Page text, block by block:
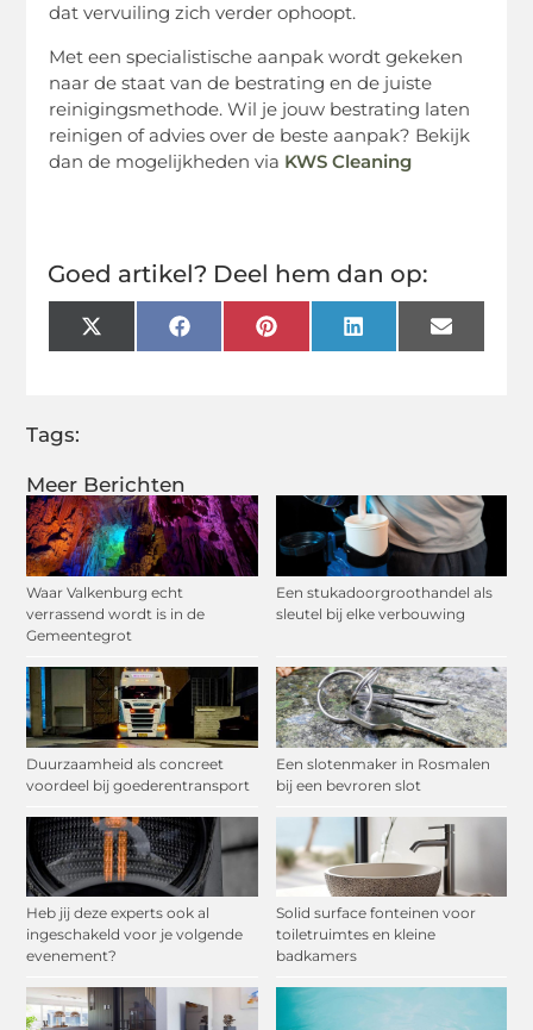
Meer Berichten
Waar Valkenburg echt
verrassend wordt is in de
Gemeentegrot
Een stukadoorgroothandel als
sleutel bij elke verbouwing
Duurzaamheid als concreet
voordeel bij goederentransport
Een slotenmaker in Rosmalen
bij een bevroren slot
Heb jij deze experts ook al
ingeschakeld voor je volgende
evenement?
Solid surface fonteinen voor
toiletruimtes en kleine
badkamers
dat vervuiling zich verder ophoopt.
Met een specialistische aanpak wordt gekeken
naar de staat van de bestrating en de juiste
reinigingsmethode. Wil je jouw bestrating laten
reinigen of advies over de beste aanpak? Bekijk
dan de mogelijkheden via KWS Cleaning
Goed artikel? Deel hem dan op:
X
(Twitter)
FacebookPinterestLinkedInEmail
Tags: